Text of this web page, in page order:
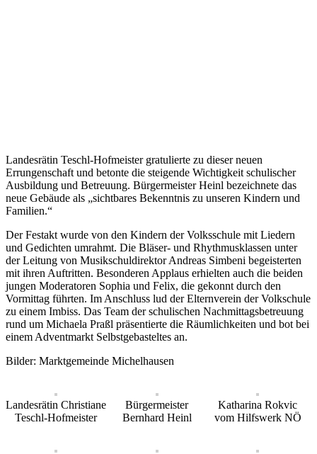
Landesrätin Teschl-Hofmeister gratulierte zu dieser neuen
Errungenschaft und betonte die steigende Wichtigkeit schulischer
Ausbildung und Betreuung. Bürgermeister Heinl bezeichnete das
neue Gebäude als „sichtbares Bekenntnis zu unseren Kindern und
Familien.“
Der Festakt wurde von den Kindern der Volksschule mit Liedern
und Gedichten umrahmt. Die Bläser- und Rhythmusklassen unter
der Leitung von Musikschuldirektor Andreas Simbeni begeisterten
mit ihren Auftritten. Besonderen Applaus erhielten auch die beiden
jungen Moderatoren Sophia und Felix, die gekonnt durch den
Vormittag führten. Im Anschluss lud der Elternverein der Volkschule
zu einem Imbiss. Das Team der schulischen Nachmittagsbetreuung
rund um Michaela Praßl präsentierte die Räumlichkeiten und bot bei
einem Adventmarkt Selbstgebasteltes an.
Bilder: Marktgemeinde Michelhausen
Landesrätin Christiane
Teschl-Hofmeister
Bürgermeister
Bernhard Heinl
Katharina Rokvic
vom Hilfswerk NÖ